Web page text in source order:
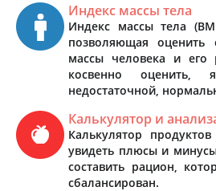
Индекс массы тела
Индекс массы тела
позволяющая оценить
массы человека и его
косвенно оценить,
недостаточной,
Калькулятор и
Калькулятор
увидеть плюсы и
составить рацион,
сбалансирован.